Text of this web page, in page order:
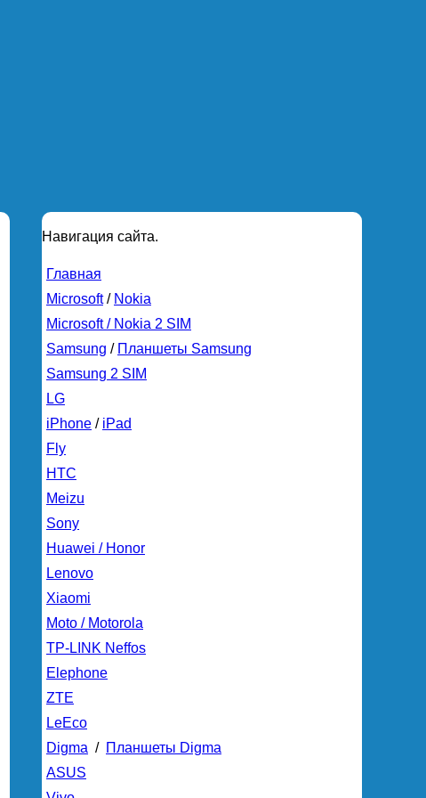
Навигация сайта.
Главная
Microsoft/ Nokia
Microsoft / Nokia 2 SIM
Samsung / Планшеты Samsung
Samsung 2 SIM
LG
iPhone / iPad
Fly
HTC
Meizu
Sony
Huawei / Honor
Lenovo
Xiaomi
Moto / Motorola
TP-LINK Neffos
Elephone
ZTE
LeEco
Digma / Планшеты Digma
ASUS